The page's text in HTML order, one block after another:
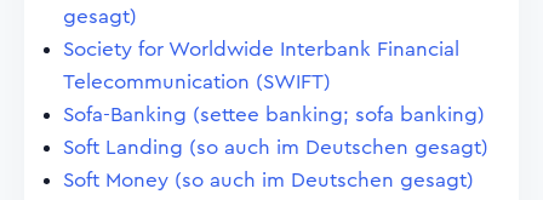
gesagt)
Society for Worldwide Interbank Financial
Telecommunication (SWIFT)
Sofa-Banking (settee banking; sofa banking)
Soft Landing (so auch im Deutschen gesagt)
Soft Money (so auch im Deutschen gesagt)